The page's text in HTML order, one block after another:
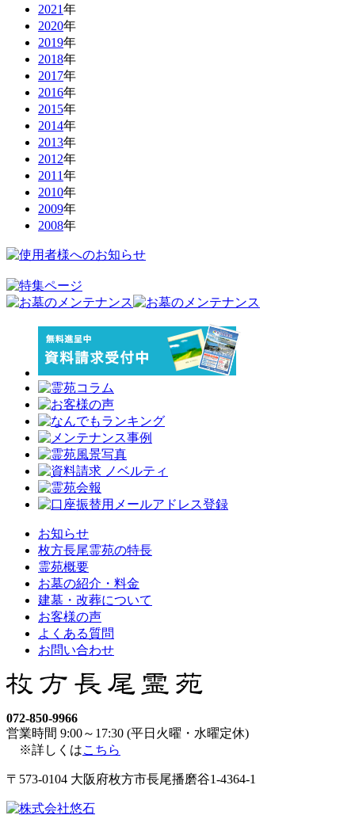
2021年
2020年
2019年
2018年
2017年
2016年
2015年
2014年
2013年
2012年
2011年
2010年
2009年
2008年
お知らせ
枚方長尾霊苑の特長
霊苑概要
お墓の紹介・料金
建墓・改葬について
お客様の声
よくある質問
お問い合わせ
072-850-9966
営業時間 9:00～17:30 (平日火曜・水曜定休)
※詳しくはこちら
〒573-0104 大阪府枚方市長尾播磨谷1-4364-1